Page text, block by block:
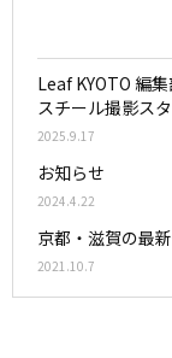
Leaf KYOTO 編
スチール撮影ス
2025.9.17
お知らせ
2024.4.22
京都・滋賀の最
2021.10.7